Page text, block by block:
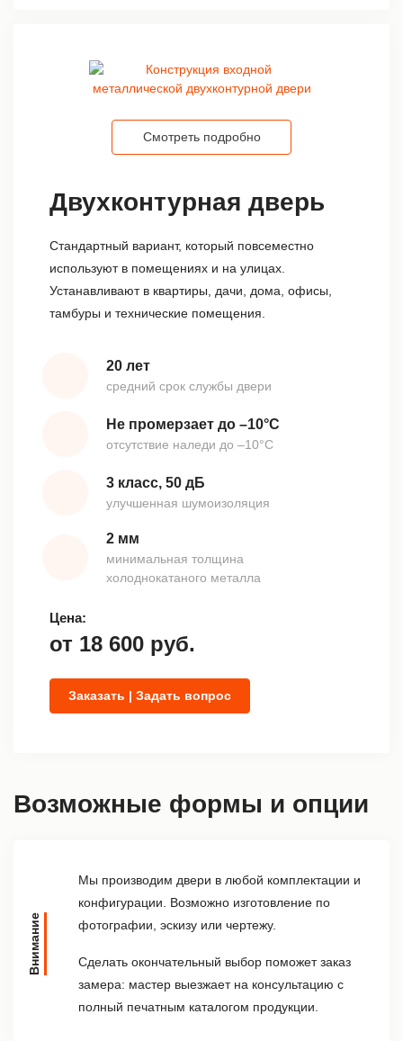
Двухконтурная дверь
Стандартный вариант, который повсеместно
используют в помещениях и на улицах.
Устанавливают в квартиры, дачи, дома, офисы,
тамбуры и технические помещения.
20 лет
средний срок службы двери
Не промерзает до –10°С
отсутствие наледи до –10°С
3 класс, 50 дБ
улучшенная шумоизоляция
2 мм
минимальная толщина
холоднокатаного металла
Цена:
от 18 600 руб.
Заказать | Задать вопрос
Смотреть подробно
Возможные формы и опции
Внимание
Мы производим двери в любой комплектации и
конфигурации. Возможно изготовление по
фотографии, эскизу или чертежу.
Сделать окончательный выбор поможет заказ
замера: мастер выезжает на консультацию с
полный печатным каталогом продукции.